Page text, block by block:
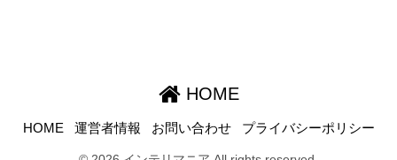
HOME
HOME 運営者情報 お問い合わせ プライバシーポリシー